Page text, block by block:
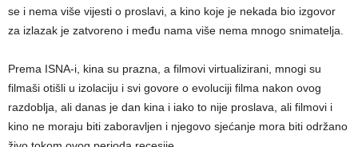
se i nema više vijesti o proslavi, a kino koje je nekada bio izgovor
za izlazak je zatvoreno i među nama više nema mnogo snimatelja.
Prema ISNA-i, kina su prazna, a filmovi virtualizirani, mnogi su
filmaši otišli u izolaciju i svi govore o evoluciji filma nakon ovog
razdoblja, ali danas je dan kina i iako to nije proslava, ali filmovi i
kino ne moraju biti zaboravljen i njegovo sjećanje mora biti održano